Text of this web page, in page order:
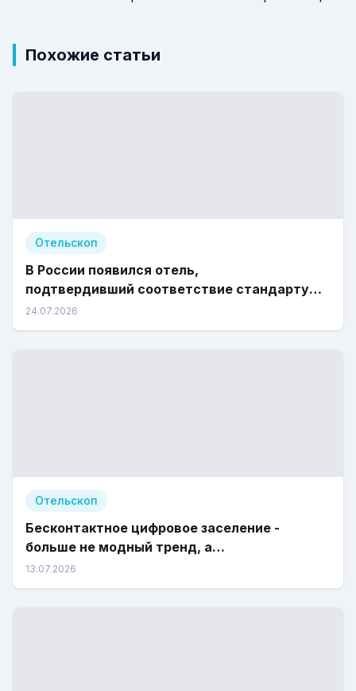
Похожие статьи
Отельскоп
В России появился отель,
подтвердивший соответствие стандарту
«Зеленый отель»
24.07.2026
Отельскоп
Бесконтактное цифровое заселение -
больше не модный тренд, а
законодательное требование
13.07.2026